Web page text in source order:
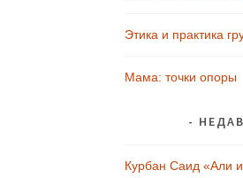
Этика и практика
Мама: точки опоры
Курбан Саид «Али